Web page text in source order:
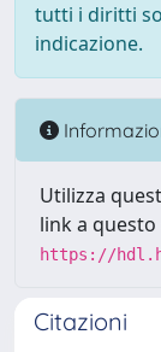
tutti i diritti
indicazione.
Utilizza
link a
https://
Citazioni